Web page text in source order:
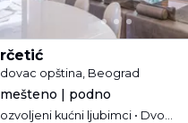
opština, Beograd
| podno
Agencija • Dozvoljeni kućni ljubimci • Dvoetažna • Tavan • Garaža i parking • Useljivo